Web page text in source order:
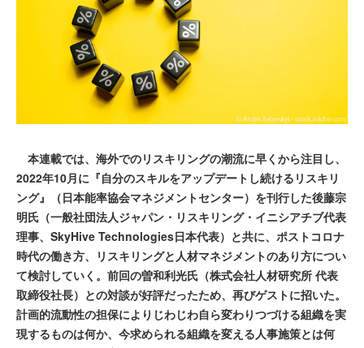
本連載では、海外でのリスキリングの潮流に早くから注目し、
2022年10月に『自分のスキルをアップデートし続けるリスキリ
ング』（日本能率協会マネジメントセンター）を刊行した後藤宗
明氏（一般社団法人ジャパン・リスキリング・イニシアチブ代表
理事、SkyHive Technologies日本代表）と共に、ポストコロナ
時代の働き方、リスキリングと人材マネジメントのあり方につい
て検討していく。前回の曽和利光氏（株式会社人材研究所 代表
取締役社長）との対談が好評だったため、再びゲストに招いた。
計画的流動性の担保によりじわじわ自ら変わりつづける組織を実
現するものは何か、今求められる組織を変える人事施策とは何